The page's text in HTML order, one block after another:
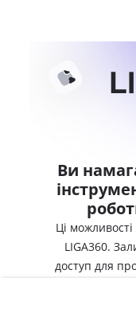
Ви
Ці
LIGA360.
доступ для